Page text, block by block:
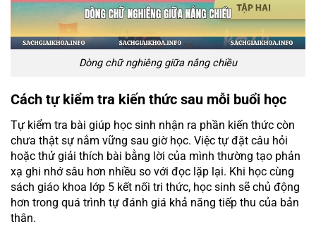
Dòng chữ nghiêng giữa nắng chiều
Cách tự kiểm tra kiến thức sau mỗi buổi học
Tự kiểm tra bài giúp học sinh nhận ra phần kiến thức còn
chưa thật sự nắm vững sau giờ học. Việc tự đặt câu hỏi
hoặc thử giải thích bài bằng lời của mình thường tạo phản
xạ ghi nhớ sâu hơn nhiều so với đọc lặp lại. Khi học cùng
sách giáo khoa lớp 5 kết nối tri thức, học sinh sẽ chủ động
hơn trong quá trình tự đánh giá khả năng tiếp thu của bản
thân.